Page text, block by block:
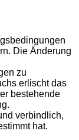
Die Änderung
zu
erlischt das
bestehende
verbindlich,
hat.